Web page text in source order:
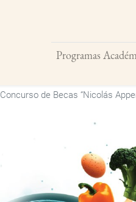
Programas
Buscar
Concurso de Becas “Nicolás